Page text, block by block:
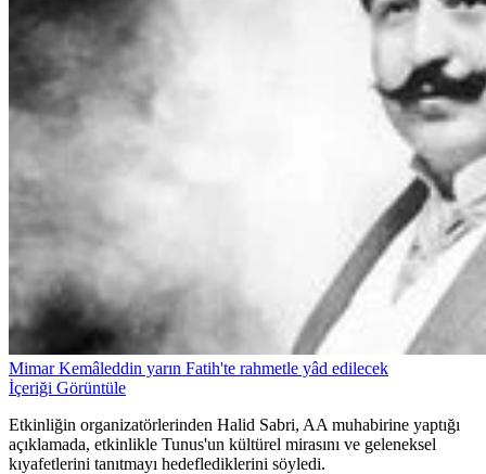
Mimar Kemâleddin yarın Fatih'te rahmetle yâd edilecek
İçeriği Görüntüle
Etkinliğin organizatörlerinden Halid Sabri, AA muhabirine yaptığı
açıklamada, etkinlikle Tunus'un kültürel mirasını ve geleneksel
kıyafetlerini tanıtmayı hedeflediklerini söyledi.